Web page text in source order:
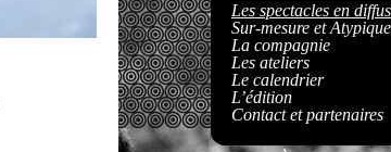
Les spectacles en
Sur-mesure et
La compagnie
Les ateliers
Le calendrier
L’édition
Contact et partenaires